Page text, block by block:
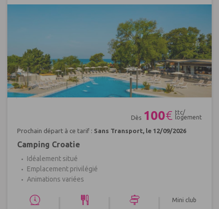
Dès 100€ ttc/
logement
Prochain départ à ce tarif : Sans Transport, le 12/09/2026
Camping Croatie
Idéalement situé
Emplacement privilégié
Animations variées
Mini club